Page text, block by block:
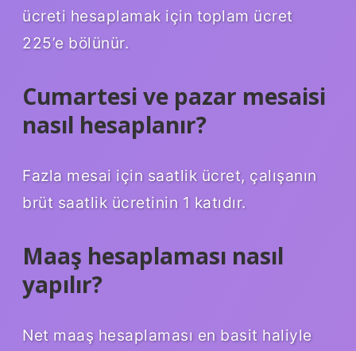
ücreti hesaplamak için toplam ücret
225’e bölünür.
Cumartesi ve pazar mesaisi
nasıl hesaplanır?
Fazla mesai için saatlik ücret, çalışanın
brüt saatlik ücretinin 1 katıdır.
Maaş hesaplaması nasıl
yapılır?
Net maaş hesaplaması en basit haliyle